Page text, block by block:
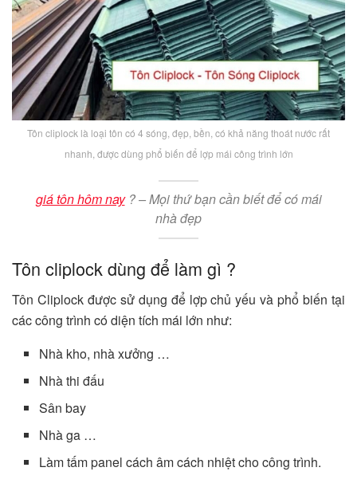
Tôn cliplock là loại tôn có 4 sóng, đẹp, bền, có khả năng thoát nước rất
nhanh, được dùng phổ biến để lợp mái công trình lớn
giá tôn hôm nay? – Mọi thứ bạn cần biết để có mái
nhà đẹp
Tôn cliplock dùng để làm gì ?
Tôn Cliplock được sử dụng để lợp chủ yếu và phổ biến tại
các công trình có diện tích mái lớn như:
Nhà kho, nhà xưởng …
Nhà thi đấu
Sân bay
Nhà ga …
Làm tấm panel cách âm cách nhiệt cho công trình.